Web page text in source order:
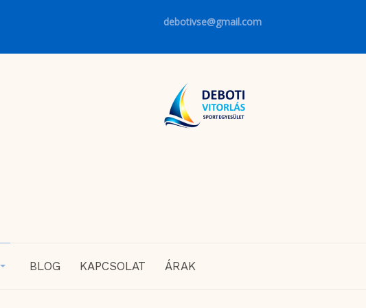
debotivse@gmail.com
BLOG KAPCSOLAT ÁRAK